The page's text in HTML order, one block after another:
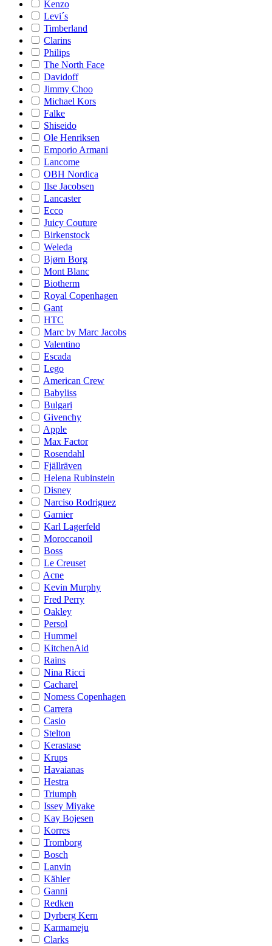
Kenzo
Levi´s
Timberland
Clarins
Philips
The North Face
Davidoff
Jimmy Choo
Michael Kors
Falke
Shiseido
Ole Henriksen
Emporio Armani
Lancome
OBH Nordica
Ilse Jacobsen
Lancaster
Ecco
Juicy Couture
Birkenstock
Weleda
Bjørn Borg
Mont Blanc
Biotherm
Royal Copenhagen
Gant
HTC
Marc by Marc Jacobs
Valentino
Escada
Lego
American Crew
Babyliss
Bulgari
Givenchy
Apple
Max Factor
Rosendahl
Fjällräven
Helena Rubinstein
Disney
Narciso Rodriguez
Garnier
Karl Lagerfeld
Moroccanoil
Boss
Le Creuset
Acne
Kevin Murphy
Fred Perry
Oakley
Persol
Hummel
KitchenAid
Rains
Nina Ricci
Cacharel
Nomess Copenhagen
Carrera
Casio
Stelton
Kerastase
Krups
Havaianas
Hestra
Triumph
Issey Miyake
Kay Bojesen
Korres
Tromborg
Bosch
Lanvin
Kähler
Ganni
Redken
Dyrberg Kern
Karmameju
Clarks